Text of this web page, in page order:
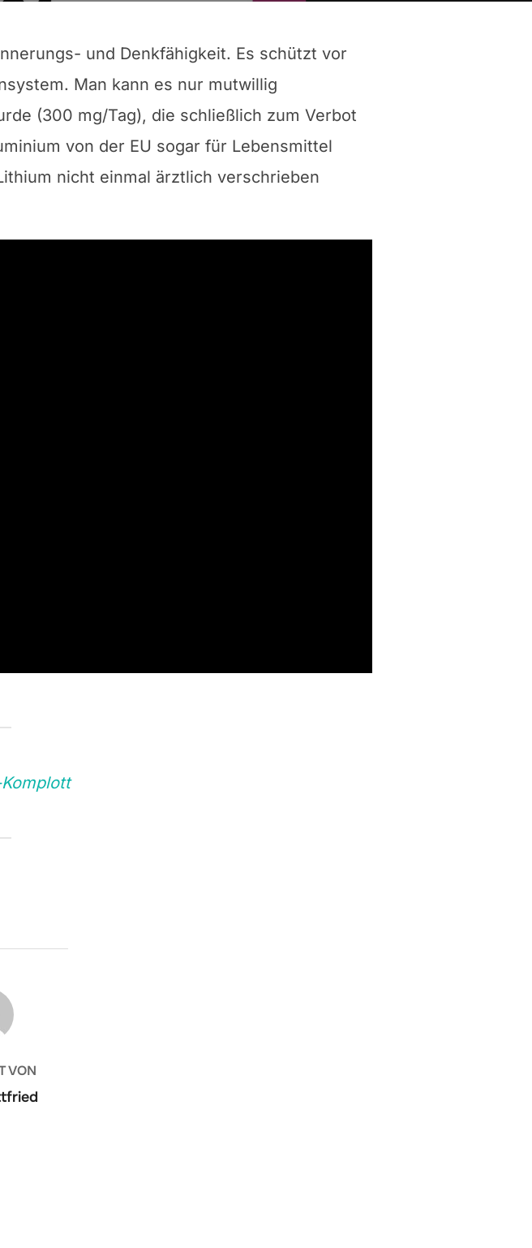
und Denkfähigkeit. Es schützt vor
Man kann es nur mutwillig
(300 mg/Tag), die schließlich zum Verbot
von der EU sogar für Lebensmittel
nicht einmal ärztlich verschrieben
VON